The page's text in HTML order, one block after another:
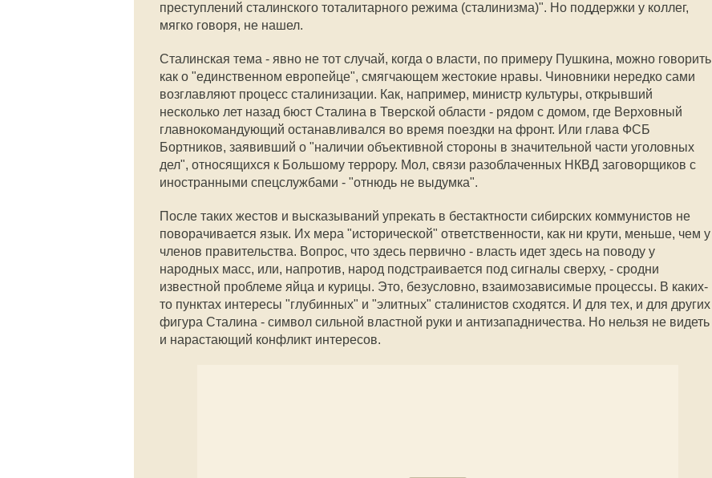
преступлений сталинского тоталитарного режима (сталинизма)". Но поддержки у коллег,
мягко говоря, не нашел.
Сталинская тема - явно не тот случай, когда о власти, по примеру Пушкина, можно говорить
как о "единственном европейце", смягчающем жестокие нравы. Чиновники нередко сами
возглавляют процесс сталинизации. Как, например, министр культуры, открывший
несколько лет назад бюст Сталина в Тверской области - рядом с домом, где Верховный
главнокомандующий останавливался во время поездки на фронт. Или глава ФСБ
Бортников, заявивший о "наличии объективной стороны в значительной части уголовных
дел", относящихся к Большому террору. Мол, связи разоблаченных НКВД заговорщиков с
иностранными спецслужбами - "отнюдь не выдумка".
После таких жестов и высказываний упрекать в бестактности сибирских коммунистов не
поворачивается язык. Их мера "исторической" ответственности, как ни крути, меньше, чем у
членов правительства. Вопрос, что здесь первично - власть идет здесь на поводу у
народных масс, или, напротив, народ подстраивается под сигналы сверху, - сродни
известной проблеме яйца и курицы. Это, безусловно, взаимозависимые процессы. В каких-
то пунктах интересы "глубинных" и "элитных" сталинистов сходятся. И для тех, и для других
фигура Сталина - символ сильной властной руки и антизападничества. Но нельзя не видеть
и нарастающий конфликт интересов.